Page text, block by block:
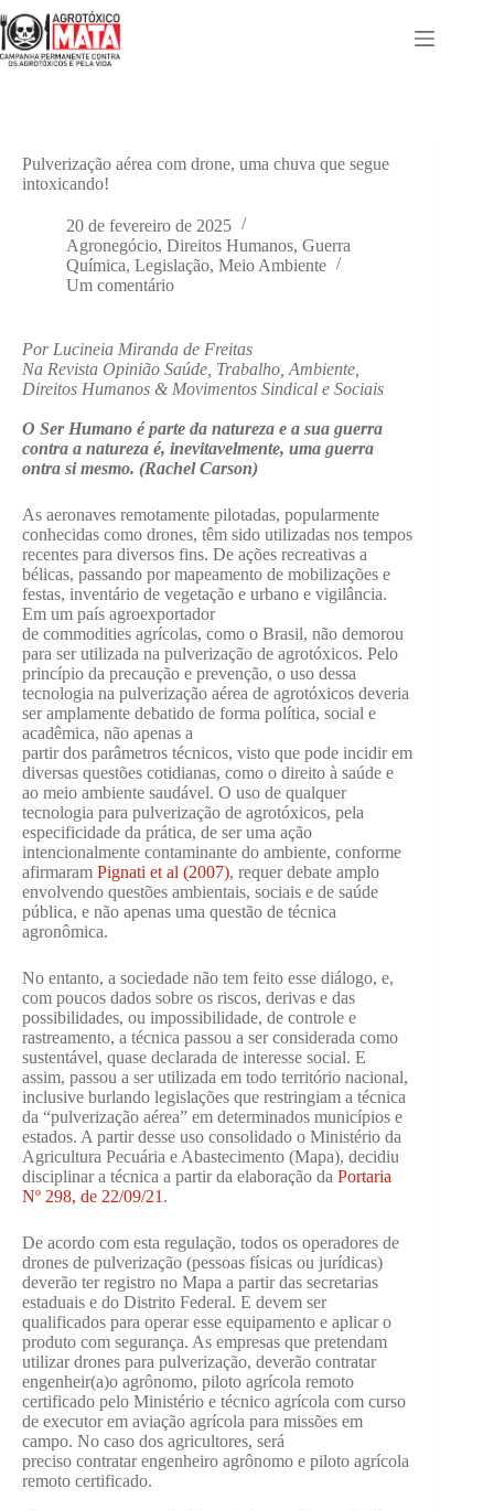
para
o
conteúdo
Pulverização aérea com drone, uma chuva que segue
intoxicando!
20 de fevereiro de 2025
Agronegócio, Direitos Humanos, Guerra
Química, Legislação, Meio Ambiente
Um comentário
Por Lucineia Miranda de Freitas
Na Revista Opinião Saúde, Trabalho, Ambiente,
Direitos Humanos & Movimentos Sindical e Sociais
O Ser Humano é parte da natureza e a sua guerra
contra a natureza é, inevitavelmente, uma guerra
ontra si mesmo. (Rachel Carson)
As aeronaves remotamente pilotadas, popularmente
conhecidas como drones, têm sido utilizadas nos tempos
recentes para diversos fins. De ações recreativas a
bélicas, passando por mapeamento de mobilizações e
festas, inventário de vegetação e urbano e vigilância.
Em um país agroexportador
de commodities agrícolas, como o Brasil, não demorou
para ser utilizada na pulverização de agrotóxicos. Pelo
princípio da precaução e prevenção, o uso dessa
tecnologia na pulverização aérea de agrotóxicos deveria
ser amplamente debatido de forma política, social e
acadêmica, não apenas a
partir dos parâmetros técnicos, visto que pode incidir em
diversas questões cotidianas, como o direito à saúde e
ao meio ambiente saudável. O uso de qualquer
tecnologia para pulverização de agrotóxicos, pela
especificidade da prática, de ser uma ação
intencionalmente contaminante do ambiente, conforme
afirmaram Pignati et al (2007), requer debate amplo
envolvendo questões ambientais, sociais e de saúde
pública, e não apenas uma questão de técnica
agronômica.
No entanto, a sociedade não tem feito esse diálogo, e,
com poucos dados sobre os riscos, derivas e das
possibilidades, ou impossibilidade, de controle e
rastreamento, a técnica passou a ser considerada como
sustentável, quase declarada de interesse social. E
assim, passou a ser utilizada em todo território nacional,
inclusive burlando legislações que restringiam a técnica
da “pulverização aérea” em determinados municípios e
estados. A partir desse uso consolidado o Ministério da
Agricultura Pecuária e Abastecimento (Mapa), decidiu
disciplinar a técnica a partir da elaboração da Portaria
Nº 298, de 22/09/21 .
De acordo com esta regulação, todos os operadores de
drones de pulverização (pessoas físicas ou jurídicas)
deverão ter registro no Mapa a partir das secretarias
estaduais e do Distrito Federal. E devem ser
qualificados para operar esse equipamento e aplicar o
produto com segurança. As empresas que pretendam
utilizar drones para pulverização, deverão contratar
engenheir(a)o agrônomo, piloto agrícola remoto
certificado pelo Ministério e técnico agrícola com curso
de executor em aviação agrícola para missões em
campo. No caso dos agricultores, será
preciso contratar engenheiro agrônomo e piloto agrícola
remoto certificado.